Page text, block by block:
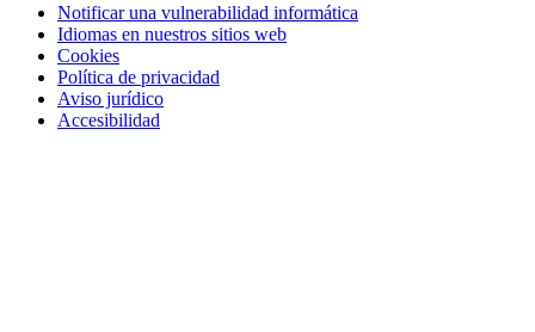
Notificar una vulnerabilidad informática
Idiomas en nuestros sitios web
Cookies
Política de privacidad
Aviso jurídico
Accesibilidad